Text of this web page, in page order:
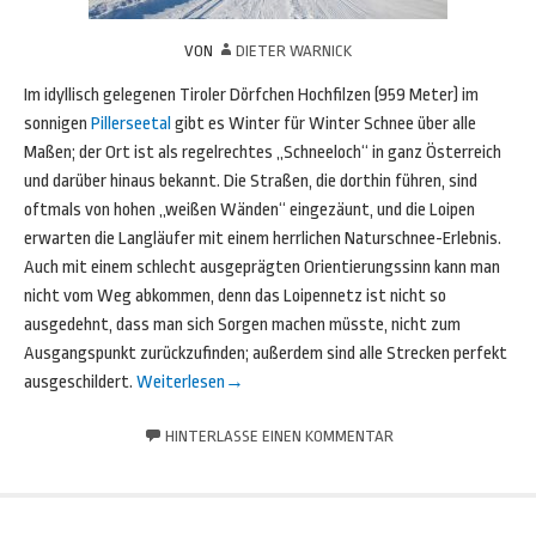
VON DIETER WARNICK
Im idyllisch gelegenen Tiroler Dörfchen Hochfilzen (959 Meter) im
sonnigen Pillerseetal gibt es Winter für Winter Schnee über alle
Maßen; der Ort ist als regelrechtes „Schneeloch“ in ganz Österreich
und darüber hinaus bekannt. Die Straßen, die dorthin führen, sind
oftmals von hohen „weißen Wänden“ eingezäunt, und die Loipen
erwarten die Langläufer mit einem herrlichen Naturschnee-Erlebnis.
Auch mit einem schlecht ausgeprägten Orientierungssinn kann man
nicht vom Weg abkommen, denn das Loipennetz ist nicht so
ausgedehnt, dass man sich Sorgen machen müsste, nicht zum
Ausgangspunkt zurückzufinden; außerdem sind alle Strecken perfekt
ausgeschildert. Weiterlesen →
HINTERLASSE EINEN KOMMENTAR